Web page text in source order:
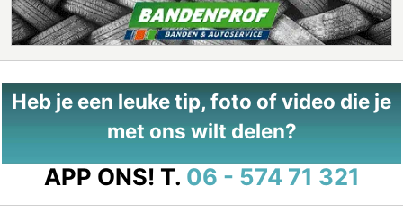
Heb je een leuke tip, foto of video die je
met ons wilt delen?
APP ONS! T. 06 - 574 71 321